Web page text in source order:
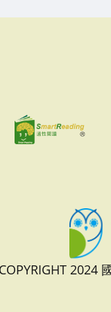
2024